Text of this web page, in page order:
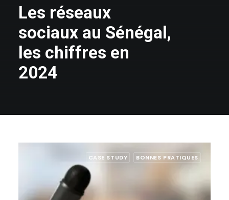
Les réseaux
sociaux au Sénégal,
les chiffres en
2024
CASE STUDY BONNES PRATIQUES